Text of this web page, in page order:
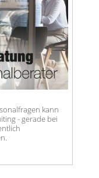
kann
- gerade bei